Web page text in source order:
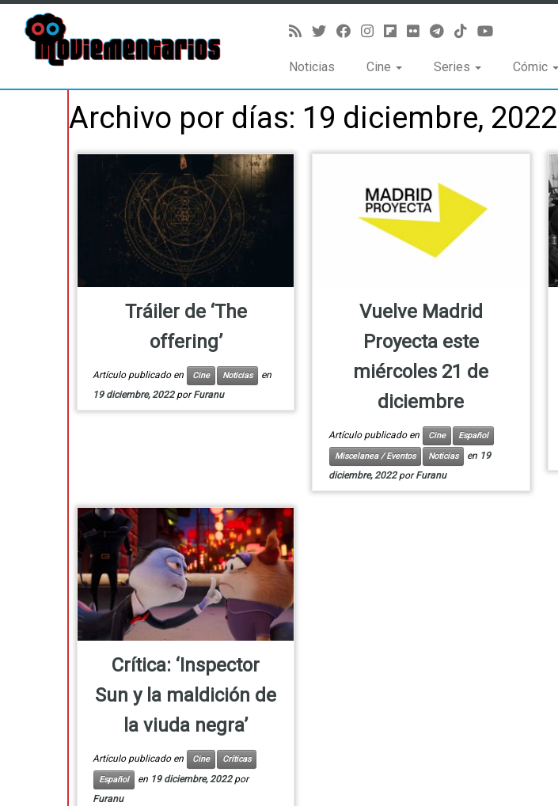
Noticias Cine Series Cómic
Archivo por días: 19 diciembre, 2022
Tráiler de ‘The
offering’
Artículo publicado en Cine Noticias
en
19 diciembre, 2022 porFuranu
Vuelve Madrid
Proyecta este
miércoles 21 de
diciembre
Artículo publicado en Cine
Español
Miscelanea / Eventos
Noticias en 19
diciembre, 2022 porFuranu
Crítica: ‘Inspector
Sun y la maldición de
la viuda negra’
Artículo publicado en Cine
Críticas
Español
en 19 diciembre, 2022 por
Furanu